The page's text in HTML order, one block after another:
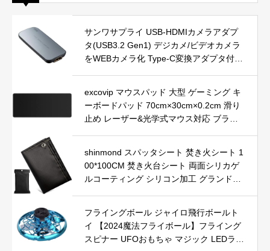
サンワサプライ USB-HDMIカメラアダプ
タ(USB3.2 Gen1) デジカメ/ビデオカメラ
をWEBカメラ化 Type-C変換アダプタ付き
excovip マウスパッド 大型 ゲーミング キ
ーボードパッド 70cm×30cm×0.2cm 滑り
止め レーザー&光学式マウス対応 ブラッ
shinmond スパッタシート 焚き火シート 1
00*100CM 焚き火台シート 両面シリカゲ
ルコーティング シリコン加工 グランドシ
前夜祭 アウトドア ハイキング キャンプ
集会 芝生保護
フライングボール ジャイロ飛行ボールト
イ 【2024魔法フライボール】フライング
スピナー UFOおもちゃ マジック LEDライ